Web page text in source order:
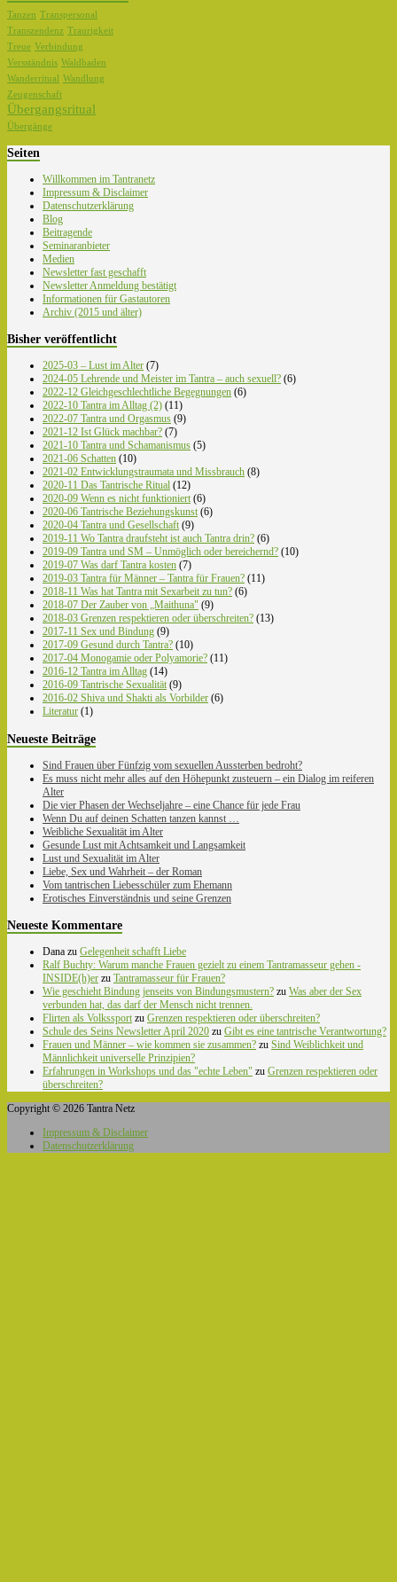
Tanzen Transpersonal
Transzendenz Traurigkeit
Treue Verbindung
Versständnis Waldbaden
Wanderritual Wandlung
Zeugenschaft
Übergangsritual
Übergänge
Seiten
Willkommen im Tantranetz
Impressum & Disclaimer
Datenschutzerklärung
Blog
Beitragende
Seminaranbieter
Medien
Newsletter fast geschafft
Newsletter Anmeldung bestätigt
Informationen für Gastautoren
Archiv (2015 und älter)
Bisher veröffentlicht
2025-03 – Lust im Alter (7)
2024-05 Lehrende und Meister im Tantra – auch sexuell? (6)
2022-12 Gleichgeschlechtliche Begegnungen (6)
2022-10 Tantra im Alltag (2) (11)
2022-07 Tantra und Orgasmus (9)
2021-12 Ist Glück machbar? (7)
2021-10 Tantra und Schamanismus (5)
2021-06 Schatten (10)
2021-02 Entwicklungstraumata und Missbrauch (8)
2020-11 Das Tantrische Ritual (12)
2020-09 Wenn es nicht funktioniert (6)
2020-06 Tantrische Beziehungskunst (6)
2020-04 Tantra und Gesellschaft (9)
2019-11 Wo Tantra draufsteht ist auch Tantra drin? (6)
2019-09 Tantra und SM – Unmöglich oder bereichernd? (10)
2019-07 Was darf Tantra kosten (7)
2019-03 Tantra für Männer – Tantra für Frauen? (11)
2018-11 Was hat Tantra mit Sexarbeit zu tun? (6)
2018-07 Der Zauber von „Maithuna" (9)
2018-03 Grenzen respektieren oder überschreiten? (13)
2017-11 Sex und Bindung (9)
2017-09 Gesund durch Tantra? (10)
2017-04 Monogamie oder Polyamorie? (11)
2016-12 Tantra im Alltag (14)
2016-09 Tantrische Sexualität (9)
2016-02 Shiva und Shakti als Vorbilder (6)
Literatur (1)
Neueste Beiträge
Sind Frauen über Fünfzig vom sexuellen Aussterben bedroht?
Es muss nicht mehr alles auf den Höhepunkt zusteuern – ein Dialog im reiferen
Alter
Die vier Phasen der Wechseljahre – eine Chance für jede Frau
Wenn Du auf deinen Schatten tanzen kannst …
Weibliche Sexualität im Alter
Gesunde Lust mit Achtsamkeit und Langsamkeit
Lust und Sexualität im Alter
Liebe, Sex und Wahrheit – der Roman
Vom tantrischen Liebesschüler zum Ehemann
Erotisches Einverständnis und seine Grenzen
Neueste Kommentare
Dana zu Gelegenheit schafft Liebe
Ralf Buchty: Warum manche Frauen gezielt zu einem Tantramasseur gehen -
INSIDE(h)er zu Tantramasseur für Frauen?
Wie geschieht Bindung jenseits von Bindungsmustern? zu Was aber der Sex
verbunden hat, das darf der Mensch nicht trennen.
Flirten als Volkssport zu Grenzen respektieren oder überschreiten?
Schule des Seins Newsletter April 2020 zu Gibt es eine tantrische Verantwortung?
Frauen und Männer – wie kommen sie zusammen? zu Sind Weiblichkeit und
Männlichkeit universelle Prinzipien?
Erfahrungen in Workshops und das "echte Leben" zu Grenzen respektieren oder
überschreiten?
Copyright © 2026 Tantra Netz
Impressum & Disclaimer
Datenschutzerklärung